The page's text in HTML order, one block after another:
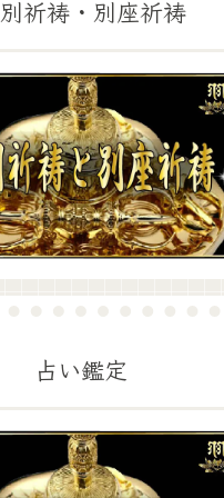
祈祷・別座祈祷
占い鑑定